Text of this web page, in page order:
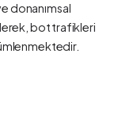
donanımsal
bot trafikleri